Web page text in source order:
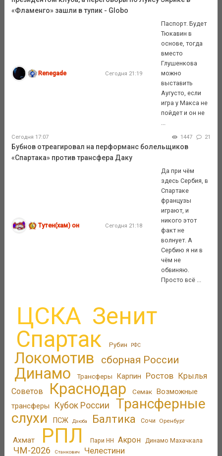
«Фламенго» зашли в тупик - Globo
Renegade Сегодня 21:19
Паспорт. Будет
Тюкавин в
основе, тогда
вместо
Глушенкова
можно
выставить
Аугусто, если
игра у Макса не
пойдет и он не
...
Сегодня 17:07 1447 21
Бубнов отреагировал на перформанс болельщиков
«Спартака» против трансфера Даку
Тутен(хам) он Сегодня 21:18
Да при чём
здесь Сербия, в
Спартаке
французы
играют, и
никого этот
факт не
волнует. А
Сербию я ни в
чём не
обвиняю.
Просто всё ...
ЦСКА Зенит
Спартак Рубин РФС
Локомотив сборная России
Динамо Трансферы Карпин Ростов Крылья
Советов
Краснодар Семак Возможные
трансферы
Кубок России
Трансферные
слухи
ПСЖ Дзюба Балтика Сочи Оренбург
Ахмат РПЛ Пари НН Акрон Динамо Махачкала
ЧМ-2026 Станкович Челестини